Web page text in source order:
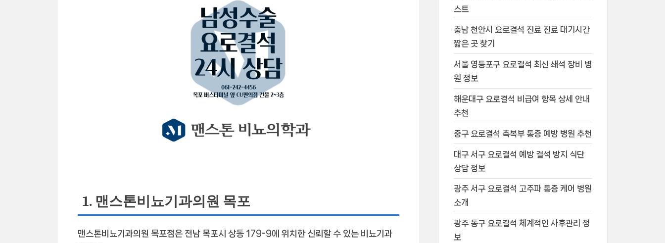
1. 맨스톤비뇨기과의원 목포
맨스톤비뇨기과의원 목포점은 전남 목포시 상동 179-9에 위치한 신뢰할 수 있는 비뇨기과
스트
충남 천안시 요로결석 진료 진료 대기시간
짧은 곳 찾기
서울 영등포구 요로결석 최신 쇄석 장비 병
원 정보
해운대구 요로결석 비급여 항목 상세 안내
추천
중구 요로결석 측복부 통증 예방 병원 추천
대구 서구 요로결석 예방 결석 방지 식단
상담 정보
광주 서구 요로결석 고주파 통증 케어 병원
소개
광주 동구 요로결석 체계적인 사후관리 정
보